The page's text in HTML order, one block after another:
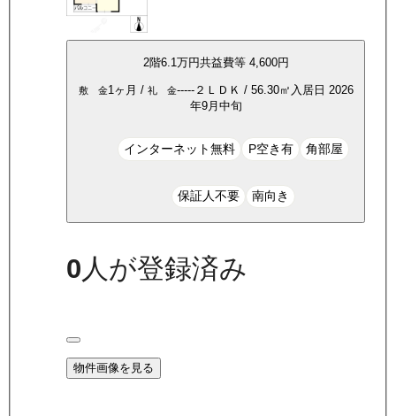
2階6.1万円共益費等 4,600円
敷 金1ヶ月 / 礼 金-----２ＬＤＫ / 56.30㎡ 入居日 2026
年9月中旬
インターネット無料 P空き有 角部屋
保証人不要 南向き
0 人が登録済み
物件画像を見る